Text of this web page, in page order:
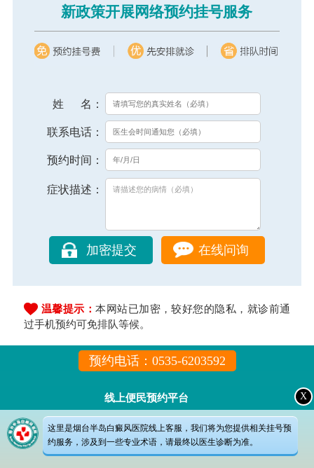
新政策开展网络预约挂号服务
姓 名：
联系电话：
预约时间：
症状描述：
在线问询
温馨提示：本网站已加密，较好您的隐私，就诊前通
过手机预约可免排队等候。
预约电话：0535-6203592
线上便民预约平台 X
这里是烟台半岛白癜风医院线上客服，我们将为您提供相关挂号预
约服务，涉及到一些专业术语，请最终以医生诊断为准。